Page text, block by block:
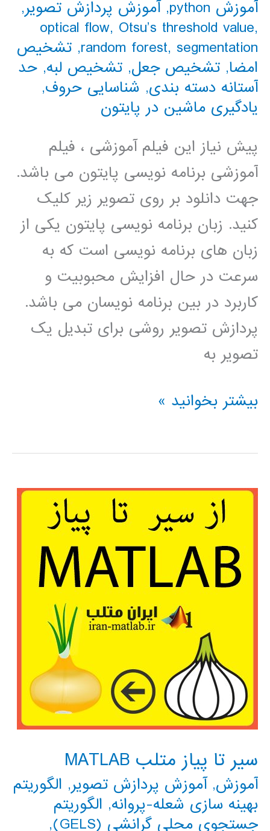
آموزش python ,آموزش پردازش تصویر,
optical flow, Otsu’s threshold value,
random forest, segmentation
, تشخیص
امضا, تشخیص جعل, تشخیص لبه, حد
آستانه دسته بندی, شناسایی حروف,
یادگیری ماشین در پایتون
پیش نیاز این فیلم آموزشی ، فیلم
آموزشی برنامه نویسی پایتون می باشد.
جهت دانلود بر روی تصویر زیر کلیک
کنید. زبان برنامه نویسی پایتون یکی از
زبان های برنامه نویسی است که به
سرعت در حال افزایش محبوبیت و
کاربرد در بین برنامه نویسان می باشد.
پردازش تصویر روشی برای تبدیل یک
تصویر به
پردازش
در
بیشتر بخوانید »
سیر تا پیاز متلب MATLAB
آموزش,آموزش پردازش تصویر, الگوریتم
بهینه سازی شعله-پروانه, الگوریتم
جستجوی محلی گرانشی (GELS)
,